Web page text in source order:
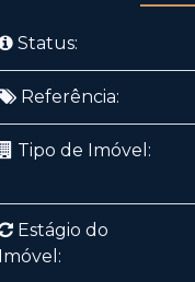
Status:
Referência:
Tipo de Imóvel:
Estágio do